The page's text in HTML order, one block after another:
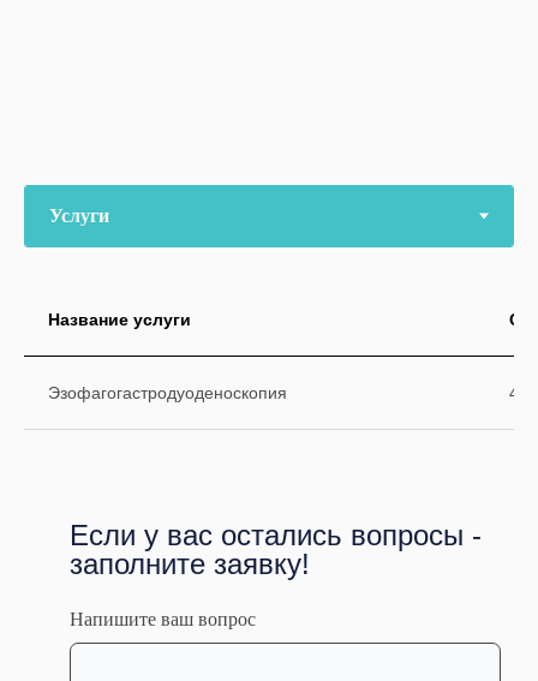
Название услуги
Эзофагогастродуоденоскопия
Образование
• Организация: ГБОУ ВПО Первый Московский
государственный медицинский университет
Если у вас остались вопросы -
заполните заявку!
Напишите ваш вопрос